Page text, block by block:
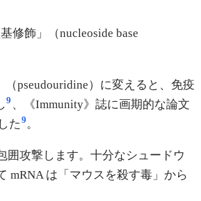
修飾」（nucleoside base
pseudouridine）に変えると、免疫
9 、《Immunity》誌に画期的な論文
た 9 。
囲攻撃します。十分なシュードウ
mRNA は「マウスを殺す毒」から